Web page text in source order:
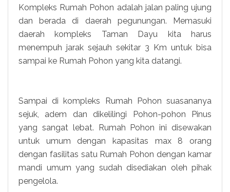
Kompleks Rumah Pohon adalah jalan paling ujung
dan berada di daerah pegunungan. Memasuki
daerah kompleks Taman Dayu kita harus
menempuh jarak sejauh sekitar 3 Km untuk bisa
sampai ke Rumah Pohon yang kita datangi.
Sampai di kompleks Rumah Pohon suasananya
sejuk, adem dan dikelilingi Pohon-pohon Pinus
yang sangat lebat.
Rumah Pohon ini disewakan
untuk umum dengan kapasitas max 8 orang
dengan fasilitas satu Rumah Pohon dengan kamar
mandi umum yang sudah disediakan oleh pihak
pengelola.